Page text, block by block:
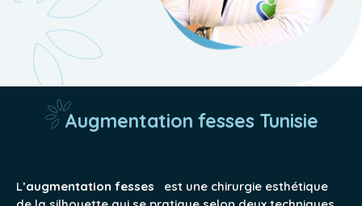
Augmentation fesses Tunisie
L’augmentation fesses est une chirurgie esthétique